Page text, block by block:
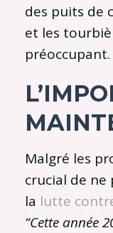
des puits de
et les
préoccupant.
Malgré les
crucial de ne
la lutte
“Cette année